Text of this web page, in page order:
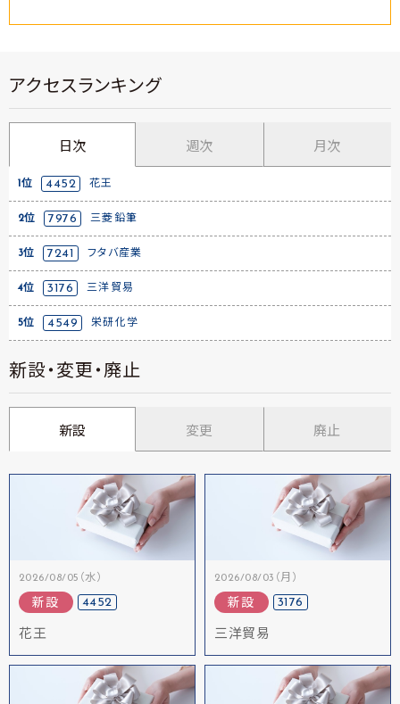
アクセスランキング
日次 週次 月次
1位 4452 花王
2位 7976 三菱鉛筆
3位 7241 フタバ産業
4位 3176 三洋貿易
5位 4549 栄研化学
新設・変更・廃止
新設 変更 廃止
2026/08/05（水）
新設 4452
花王
2026/08/03（月）
新設 3176
三洋貿易